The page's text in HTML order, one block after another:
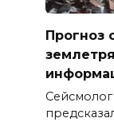
Прогноз